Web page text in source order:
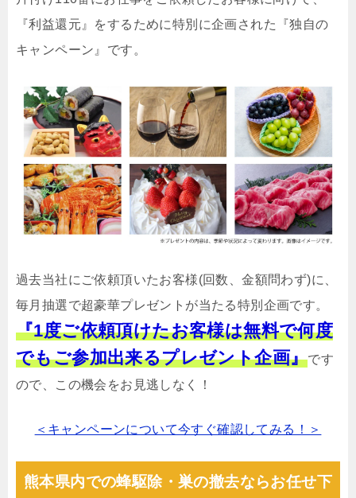
『利益還元』をするために特別に企画された『独自の
キャンペーン』です。
過去当社にご依頼頂いたお客様(回数、金額問わず)に、
毎月抽選で超豪華プレゼントが当たる特別企画です。
『1度ご依頼頂けたお客様は無料で何度
でもご参加出来るプレゼント企画』です
ので、この機会をお見逃しなく！
＜キャンペーンについて今すぐ確認してみる！＞
熊本県内での蜂駆除・巣の撤去ならお任せ下